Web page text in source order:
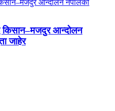
किसान–मजदुर आन्दोलन
जाहेर